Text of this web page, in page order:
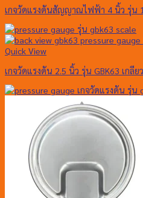
เกจวัดแรงดันสัญญาณไฟฟ้า 4 นิ้ว รุ่น
Quick View
เกจวัดแรงดัน 2.5 นิ้ว รุ่น GBK63 เกลี